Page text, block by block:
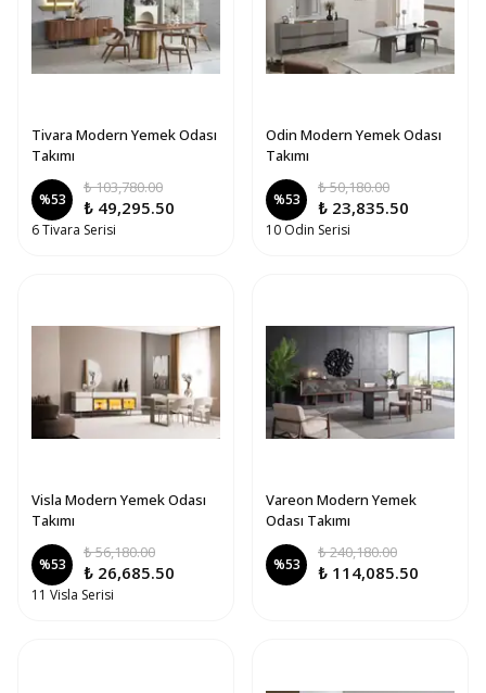
Tivara Modern Yemek Odası
Takımı
%53
₺ 103,780.00
₺ 49,295.50
6 Tivara Serisi
Odin Modern Yemek Odası
Takımı
%53
₺ 50,180.00
₺ 23,835.50
10 Odin Serisi
Visla Modern Yemek Odası
Takımı
%53
₺ 56,180.00
₺ 26,685.50
11 Visla Serisi
Vareon Modern Yemek
Odası Takımı
%53
₺ 240,180.00
₺ 114,085.50